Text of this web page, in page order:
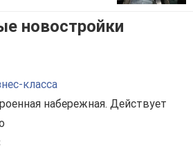
новостройки
класса
набережная. Действует